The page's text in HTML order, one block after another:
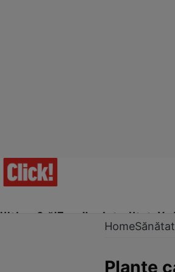
Ultima Oră!Trending Actualitate
Home
Plante